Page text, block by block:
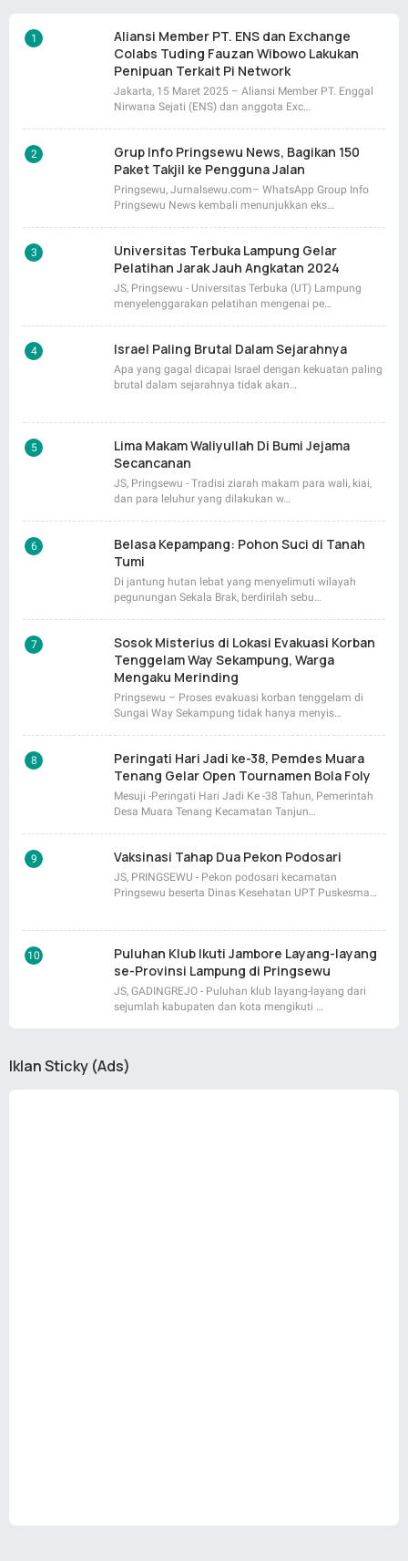
Aliansi Member PT. ENS dan Exchange
Colabs Tuding Fauzan Wibowo Lakukan
Penipuan Terkait Pi Network
Jakarta, 15 Maret 2025 – Aliansi Member PT. Enggal
Nirwana Sejati (ENS) dan anggota Exc…
Grup Info Pringsewu News, Bagikan 150
Paket Takjil ke Pengguna Jalan
Pringsewu, Jurnalsewu.com– WhatsApp Group Info
Pringsewu News kembali menunjukkan eks…
Universitas Terbuka Lampung Gelar
Pelatihan Jarak Jauh Angkatan 2024
JS, Pringsewu - Universitas Terbuka (UT) Lampung
menyelenggarakan pelatihan mengenai pe…
Israel Paling Brutal Dalam Sejarahnya
Apa yang gagal dicapai Israel dengan kekuatan paling
brutal dalam sejarahnya tidak akan…
Lima Makam Waliyullah Di Bumi Jejama
Secancanan
JS, Pringsewu - Tradisi ziarah makam para wali, kiai,
dan para leluhur yang dilakukan w…
Belasa Kepampang: Pohon Suci di Tanah
Tumi
Di jantung hutan lebat yang menyelimuti wilayah
pegunungan Sekala Brak, berdirilah sebu…
Sosok Misterius di Lokasi Evakuasi Korban
Tenggelam Way Sekampung, Warga
Mengaku Merinding
Pringsewu – Proses evakuasi korban tenggelam di
Sungai Way Sekampung tidak hanya menyis…
Peringati Hari Jadi ke-38, Pemdes Muara
Tenang Gelar Open Tournamen Bola Foly
Mesuji -Peringati Hari Jadi Ke -38 Tahun, Pemerintah
Desa Muara Tenang Kecamatan Tanjun…
Vaksinasi Tahap Dua Pekon Podosari
JS, PRINGSEWU - Pekon podosari kecamatan
Pringsewu beserta Dinas Kesehatan UPT Puskesma…
Puluhan Klub Ikuti Jambore Layang-layang
se-Provinsi Lampung di Pringsewu
JS, GADINGREJO - Puluhan klub layang-layang dari
sejumlah kabupaten dan kota mengikuti …
Iklan Sticky (Ads)